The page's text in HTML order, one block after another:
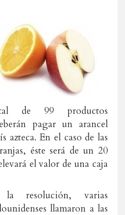
de 99 productos
pagar un arancel
azteca. En el caso de las
éste será de un 20
el valor de una caja
la resolución, varias
llamaron a las